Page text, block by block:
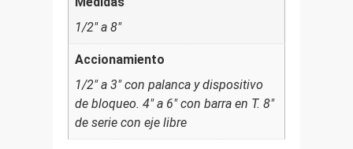
1/2" a 8"
Accionamiento
1/2" a 3" con palanca y dispositivo
de bloqueo. 4" a 6" con barra en T. 8"
de serie con eje libre